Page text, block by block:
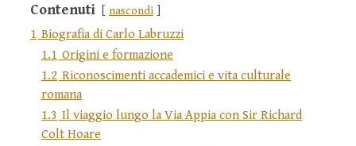
Contenuti nascondi
1 Biografia di Carlo Labruzzi
1.1 Origini e formazione
1.2 Riconoscimenti accademici e vita culturale
romana
1.3 Il viaggio lungo la Via Appia con Sir Richard
Colt Hoare